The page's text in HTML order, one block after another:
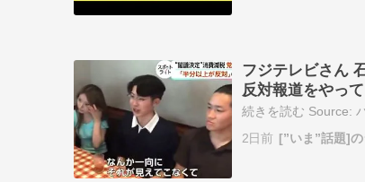
フジテレビさん
反対報道をやっ
続きを読む Source:
2日前 [”いま”話題]